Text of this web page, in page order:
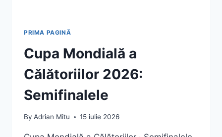
PRIMA PAGINĂ
Cupa Mondială a
Călătoriilor 2026:
Semifinalele
By Adrian Mitu 15 iulie 2026